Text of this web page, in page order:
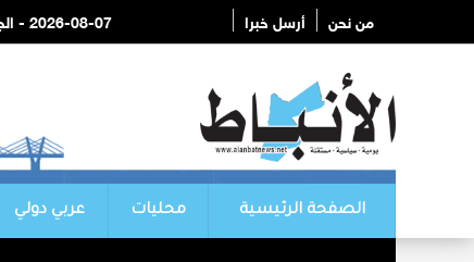
من نحن أرسل خبرا 2026-08-07 - الجمعة
الصفحة الرئيسية محليات عربي دولي